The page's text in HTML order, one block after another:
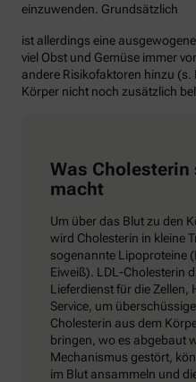
einzuwenden. Grundsätzlich
ist allerdings eine
viel Obst und Gemüse immer
andere Risikofaktoren hinzu (s.
Körper nicht noch zusätzlich
Was
macht
Um über das Blut zu den
wird Cholesterin in kleine
sogenannte Lipoproteine
Eiweiß). LDL-Cholesterin
Lieferdienst für die Zellen,
Service, um
Cholesterin aus dem
bringen, wo es abgebaut
Mechanismus gestört,
im Blut ansammeln und